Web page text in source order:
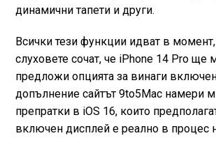
динамични тапети и други.
Всички тези функции идват в момент,
слуховете сочат, че iPhone 14 Pro ще
предложи опцията за винаги
допълнение сайтът 9to5Mac намери
препратки в iOS 16, които
включен дисплей е реално в процес